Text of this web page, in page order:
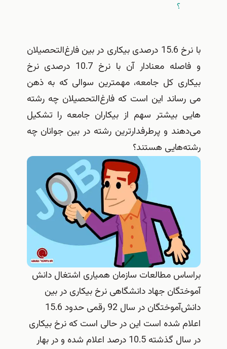
؟
با نرخ 15.6 درصدی بیکاری در بین فارغ‌التحصیلان
و فاصله معنادار آن با نرخ 10.7 درصدی نرخ
بیکاری کل جامعه، مهمترین سوالی که به ذهن
می رساند این است که فارغ‌التحصیلان چه رشته
هایی بیشتر سهم از بیکاران جامعه را تشکیل
می‌دهند و پرطرفدارترین رشته در بین جوانان چه
رشته‌هایی هستند؟
براساس مطالعات سازمان همیاری اشتغال دانش
آموختگان جهاد دانشگاهی نرخ بیکاری در بین
دانش‌آموختگان در سال 92 رقمی حدود 15.6
اعلام شده است این در حالی است که نرخ بیکاری
در سال گذشته 10.5 درصد اعلام شده و در بهار